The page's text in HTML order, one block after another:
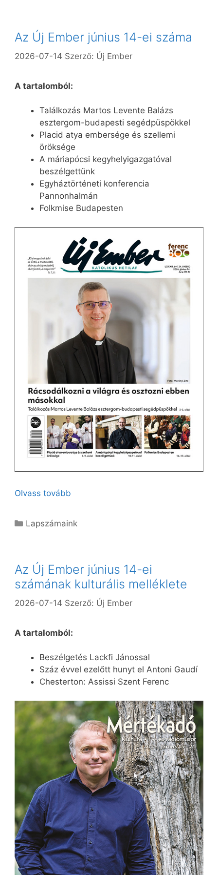
Az Új Ember június 14-ei száma
2026-07-14 Szerző: Új Ember
A tartalomból:
Találkozás Martos Levente Balázs
esztergom-budapesti segédpüspökkel
Placid atya embersége és szellemi
öröksége
A máriapócsi kegyhelyigazgatóval
beszélgettünk
Egyháztörténeti konferencia
Pannonhalmán
Folkmise Budapesten
Olvass tovább
Kategória
Lapszámaink
Az Új Ember június 14-ei
számának kulturális melléklete
2026-07-14 Szerző: Új Ember
A tartalomból:
Beszélgetés Lackfi Jánossal
Száz évvel ezelőtt hunyt el Antoni Gaudí
Chesterton: Assissi Szent Ferenc